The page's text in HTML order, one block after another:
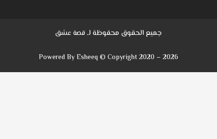
جميع الحقوق محفوظة لـقصة عشق
Powered By Esheeq © Copyright 2020 – 2026